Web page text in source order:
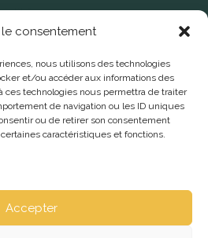
le consentement
nous utilisons des technologies
et/ou accéder aux informations des
ces technologies nous permettra de traiter
de navigation ou les ID uniques
ou de retirer son consentement
caractéristiques et fonctions.
Accepter